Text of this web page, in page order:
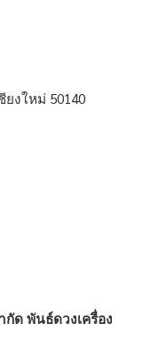
ยงใหม่ 50140
ด พันธ์ดวงเครื่อง